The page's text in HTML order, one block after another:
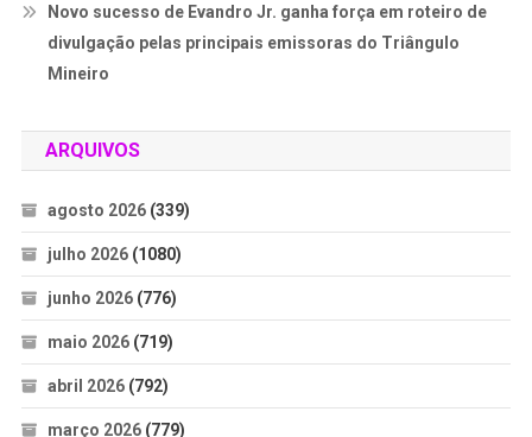
Novo sucesso de Evandro Jr. ganha força em roteiro de
divulgação pelas principais emissoras do Triângulo
Mineiro
ARQUIVOS
agosto 2026(339)
julho 2026(1080)
junho 2026(776)
maio 2026(719)
abril 2026(792)
março 2026(779)